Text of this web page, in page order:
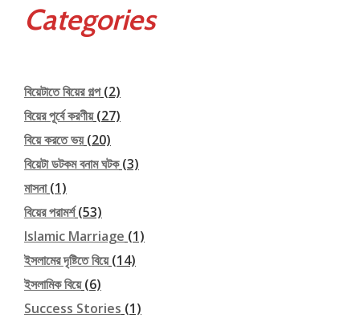
Categories
বিয়েটাতে বিয়ের গল্প(2)
বিয়ের পূর্বে করণীয়(27)
বিয়ে করতে ভয়(20)
বিয়েটা ডটকম বনাম ঘটক(3)
মাসনা(1)
বিয়ের পরামর্শ(53)
Islamic Marriage (1)
ইসলামের দৃষ্টিতে বিয়ে(14)
ইসলামিক বিয়ে(6)
Success Stories (1)